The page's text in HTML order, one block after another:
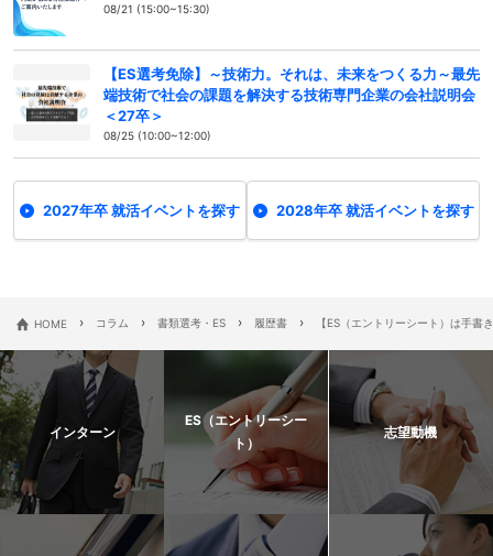
08/21 (15:00~15:30)
【ES選考免除】～技術力。それは、未来をつくる力～最先
端技術で社会の課題を解決する技術専門企業の会社説明会
＜27卒＞
08/25 (10:00~12:00)
2027年卒 就活イベントを探す 2028年卒 就活イベントを探す
HOME › コラム › 書類選考・ES › 履歴書 › 【ES（エントリーシート）は手
インターン
ES（エントリーシー
ト）
志望動機